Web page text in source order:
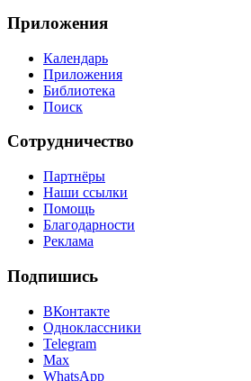
Приложения
Календарь
Приложения
Библиотека
Поиск
Сотрудничество
Партнёры
Наши ссылки
Помощь
Благодарности
Реклама
Подпишись
ВКонтакте
Одноклассники
Telegram
Max
WhatsApp